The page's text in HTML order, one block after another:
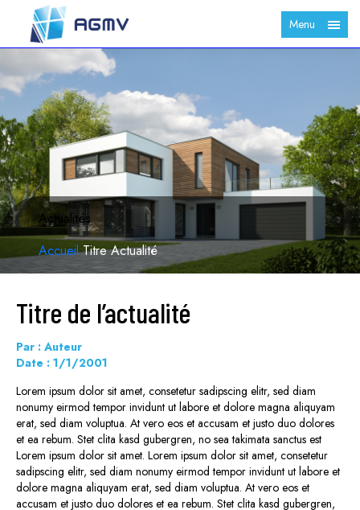
Menu
Actualités
Accueil Titre Actualité
Titre de l’actualité
Par : Auteur
Date : 1/1/2001
Lorem ipsum dolor sit amet, consetetur sadipscing elitr, sed diam
nonumy eirmod tempor invidunt ut labore et dolore magna aliquyam
erat, sed diam voluptua. At vero eos et accusam et justo duo dolores
et ea rebum. Stet clita kasd gubergren, no sea takimata sanctus est
Lorem ipsum dolor sit amet. Lorem ipsum dolor sit amet, consetetur
sadipscing elitr, sed diam nonumy eirmod tempor invidunt ut labore et
dolore magna aliquyam erat, sed diam voluptua. At vero eos et
accusam et justo duo dolores et ea rebum. Stet clita kasd gubergren,